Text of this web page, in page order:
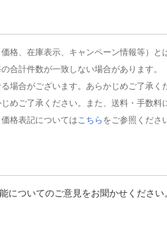
、在庫表示、キャンペーン情報等）と
合計件数が一致しない場合があります。
合がございます。あらかじめご了承く
ご了承ください。また、送料・手数料
格表記については こちら をご参照くださ
ついてのご意見をお聞かせください